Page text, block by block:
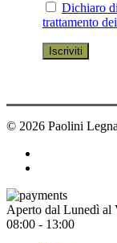
Dichiaro
trattamento
© 2026 Paolini
Chiudi
menu
Aperto dal Lunedì al
08:00 - 13:00